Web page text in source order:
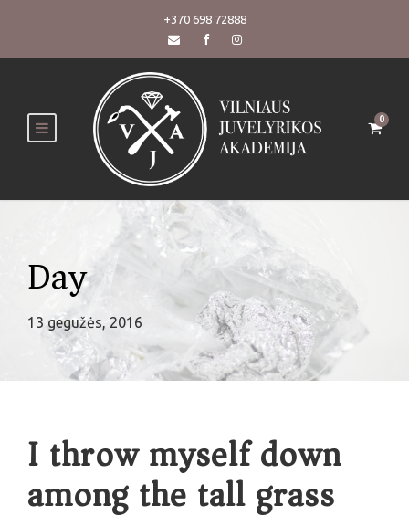
+370 698 72888
0
Day
13 gegužės, 2016
I throw myself down
among the tall grass